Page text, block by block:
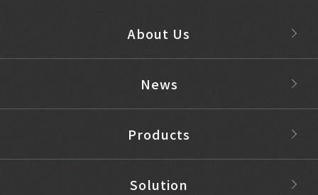
About Us
News
Products
Solution